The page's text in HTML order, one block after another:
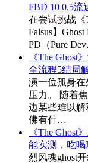
FBD 10 0.5流
在尝试挑战《
Falsus】
PD（Pure
《The Ghost
全流程5结局
演一位孤身
压力。 随着
边某些难以
佛有什…
《The Ghost
能实测，吃
烈风魂ghost